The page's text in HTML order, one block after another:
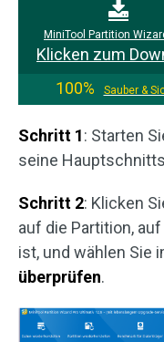
MiniTool Partition
Klicken zum
100%
Sauber &
Schritt 1: Starten
seine
Schritt 2: Klicken
auf die Partition,
ist, und wählen Sie
überprüfen.